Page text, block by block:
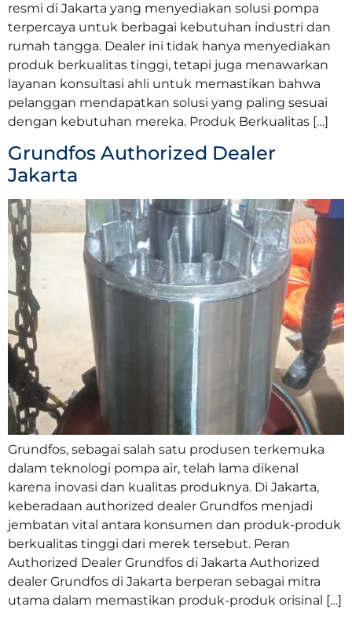
resmi di Jakarta yang menyediakan solusi pompa
terpercaya untuk berbagai kebutuhan industri dan
rumah tangga. Dealer ini tidak hanya menyediakan
produk berkualitas tinggi, tetapi juga menawarkan
layanan konsultasi ahli untuk memastikan bahwa
pelanggan mendapatkan solusi yang paling sesuai
dengan kebutuhan mereka. Produk Berkualitas […]
Grundfos Authorized Dealer
Jakarta
Grundfos, sebagai salah satu produsen terkemuka
dalam teknologi pompa air, telah lama dikenal
karena inovasi dan kualitas produknya. Di Jakarta,
keberadaan authorized dealer Grundfos menjadi
jembatan vital antara konsumen dan produk-produk
berkualitas tinggi dari merek tersebut. Peran
Authorized Dealer Grundfos di Jakarta Authorized
dealer Grundfos di Jakarta berperan sebagai mitra
utama dalam memastikan produk-produk orisinal […]